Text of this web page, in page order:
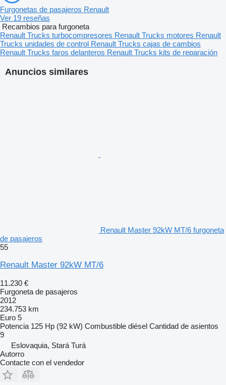
Anuncios similares
Renault Master 92kW MT/6 furgoneta
de pasajeros
55
Renault Master 92kW MT/6
11.230 €
Furgoneta de pasajeros
2012
234.753 km
Euro 5
Potencia 125 Hp (92 kW) Combustible diésel Cantidad de asientos
9
Eslovaquia, Stará Turá
Autorro
Contacte con el vendedor
Furgonetas de pasajeros Renault
Ver 19 reseñas
Recambios para furgoneta
Renault Trucks turbocompresores Renault Trucks motores Renault
Trucks unidades de control Renault Trucks cajas de cambios
Renault Trucks faros delanteros Renault Trucks kits de reparación